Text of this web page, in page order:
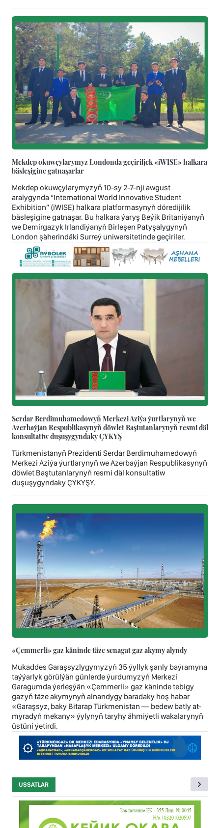
Mekdep okuwçylarymyz Londonda geçiriljek «iWISE» halkara
bäsleşigine gatnaşarlar
Mekdep okuwçylarymyzyň 10-sy 2-7-nji awgust
aralygynda “International World Innovative Student
Exhibition” (iWISE) halkara platformasynyň döredijilik
bäsleşigine gatnaşar. Bu halkara ýaryş Beýik Britaniýanyň
we Demirgazyk Irlandiýanyň Birleşen Patyşalygynyň
London şäherindäki Surreý uniwersitetinde geçiriler.
Serdar Berdimuhamedowyň Merkezi Aziýa ýurtlarynyň we
Azerbaýjan Respublikasynyň döwlet Baştutanlarynyň resmi däl
konsultatiw duşuşygyndaky ÇYKYŞ
Türkmenistanyň Prezidenti Serdar Berdimuhamedowyň
Merkezi Aziýa ýurtlarynyň we Azerbaýjan Respublikasynyň
döwlet Baştutanlarynyň resmi däl konsultatiw
duşuşygyndaky ÇYKYŞY.
«Çemmerli» gaz käninde täze senagat gaz akymy alyndy
Mukaddes Garaşsyzlygymyzyň 35 ýyllyk şanly baýramyna
taýýarlyk görülýän günlerde ýurdumyzyň Merkezi
Garagumda ýerleşýän «Çemmerli» gaz käninde tebigy
gazyň täze akymynyň alnandygy baradaky hoş habar
«Garaşsyz, baky Bitarap Türkmenistan — bedew batly at-
myradyň mekany» ýylynyň taryhy ähmiýetli wakalarynyň
üstüni ýetirdi.
USSATLAR